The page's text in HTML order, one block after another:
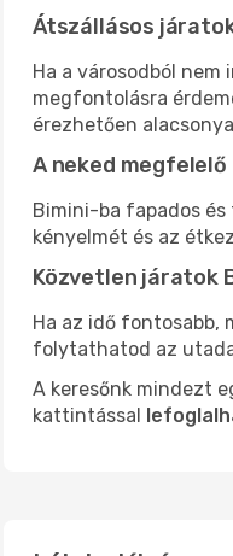
Átszállásos
Ha a városodból
megfontolásra
érezhetően
A neked
Bimini-ba fapados
kényelmét és az
Közvetlen járatok
Ha az idő fontosabb,
folytathatod az
A keresőnk mindezt
kattintással